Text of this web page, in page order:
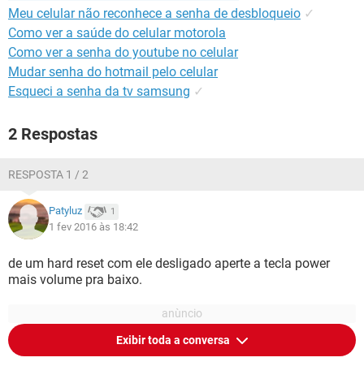
Meu celular não reconhece a senha de desbloqueio ✓
Como ver a saúde do celular motorola
Como ver a senha do youtube no celular
Mudar senha do hotmail pelo celular
Esqueci a senha da tv samsung ✓
2 Respostas
RESPOSTA 1 / 2
Patyluz 1
1 fev 2016 às 18:42
de um hard reset com ele desligado aperte a tecla power
mais volume pra baixo.
Exibir toda a conversa